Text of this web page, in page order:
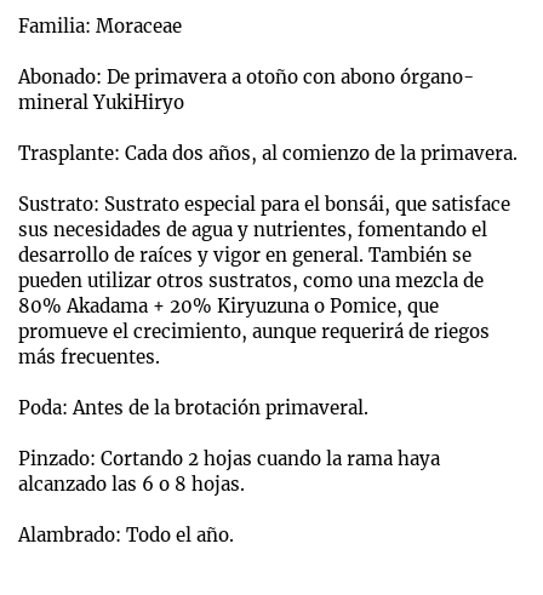
Familia: Moraceae
Abonado: De primavera a otoño con abono órgano-
mineral YukiHiryo
Trasplante: Cada dos años, al comienzo de la primavera.
Sustrato: Sustrato especial para el bonsái, que satisface
sus necesidades de agua y nutrientes, fomentando el
desarrollo de raíces y vigor en general. También se
pueden utilizar otros sustratos, como una mezcla de
80% Akadama + 20% Kiryuzuna o Pomice, que
promueve el crecimiento, aunque requerirá de riegos
más frecuentes.
Poda: Antes de la brotación primaveral.
Pinzado: Cortando 2 hojas cuando la rama haya
alcanzado las 6 o 8 hojas.
Alambrado: Todo el año.